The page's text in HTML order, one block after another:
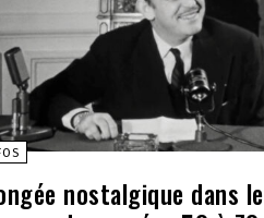
nostalgique dans le